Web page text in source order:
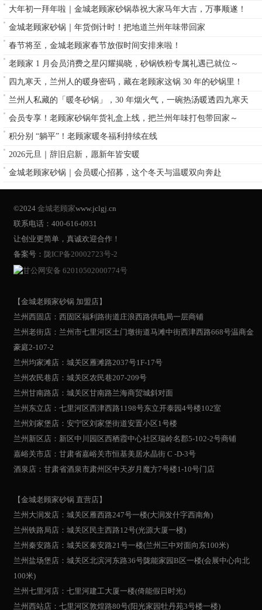
大年初一拜年啦｜金城老顾家砂锅恭祝大家马年大吉，万事顺遂！
金城老顾家砂锅｜年货倒计时！把地道兰州年味带回家
春节将至，金城老顾家春节放假时间安排来啦！
老顾家 1 月会员消费之星闪耀揭晓，砂锅铁粉专属礼遇已就位～
四九寒天，兰州人的暖身密码，藏在老顾家这锅 30 年的砂锅里！
兰州人私藏的「暖冬砂锅」，30 年烟火气，一碗热汤暖透四九寒天
会员专享！老顾家砂锅年货礼盒上线，把兰州年味打包带回家～
积分别 “躺平”！老顾家暖冬福利持续在线
2026元旦｜辞旧启新，愿新年皆安暖
金城老顾家砂锅｜会员暖心招募，这个冬天与温暖双向奔赴
©2024金城老顾家www.jclgj.cn
联系电话：400-616-0931
让创业更简单，真诚欢迎合作！
备案号： 陇ICP备20002723号-2
甘公网安备 62010502000774号
【金城老顾家砂锅 加盟店】
兰州西固店：西固区福利路街道庄浪西路供电局一层商铺
兰州老街店：兰州市七里河区土门墩街道马滩中街西津西路668号温商金
豪庭2-107-2
兰州均家滩店：城关区雁滩路2037号1F-17号
兰州农民巷店：城关区农民巷207-209号
兰州甘南路店：城关区甘南路兰海商贸城斜对面
兰州东立店：七里河区西津西路1198号东立开泰园4号楼102室
兰州刘家堡店：安宁区刘家堡街道安置小区1号楼
兰州新区店：新区中川园区西栖霞中心社区瑞岭名郡5-102-2号商铺
嘉峪关市店：甘肃省嘉峪关市恒基美居水晶街 C -D-3号
酒泉店：甘肃省酒泉市肃州区中天岁月魔方7号楼1-10号门店
【金城老顾家砂锅 直营店】
兰州大润发店：城关区雁西路247号一楼(大润发什字西南角)
兰州铁路局店：城关区民主西路12号(光源大厦一楼)
兰州秦安路店：城关区秦安路21号一楼(兰州三中对面向东100米)
兰州盐场堡店：城关区北滨河东路36号陇能家园B区一楼(会展中心向北
100米)
兰州七里河店：七里河建工大厦一楼(倚能假日时光)
兰州西站店：七里河区敦煌路80号(阳光家园牡丹苑3号楼一楼)